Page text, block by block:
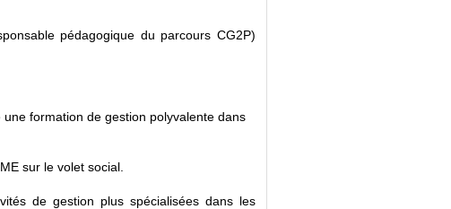
pédagogique du parcours CG2P)
formation de gestion polyvalente dans
sur le volet social.
de gestion plus spécialisées dans les